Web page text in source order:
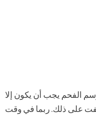
لرسم الفحم يجب أن يكون إلا
على ذلك. ربما في وقت